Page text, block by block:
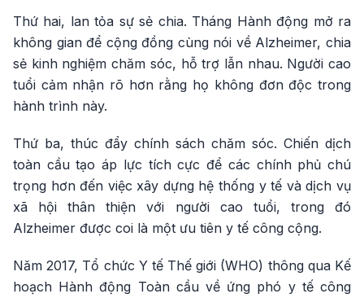
Thứ hai, lan tỏa sự sẻ chia. Tháng Hành động mở ra
không gian để cộng đồng cùng nói về Alzheimer, chia
sẻ kinh nghiệm chăm sóc, hỗ trợ lẫn nhau. Người cao
tuổi cảm nhận rõ hơn rằng họ không đơn độc trong
hành trình này.
Thứ ba, thúc đẩy chính sách chăm sóc. Chiến dịch
toàn cầu tạo áp lực tích cực để các chính phủ chú
trọng hơn đến việc xây dựng hệ thống y tế và dịch vụ
xã hội thân thiện với người cao tuổi, trong đó
Alzheimer được coi là một ưu tiên y tế công cộng.
Năm 2017, Tổ chức Y tế Thế giới (WHO) thông qua Kế
hoạch Hành động Toàn cầu về ứng phó y tế công